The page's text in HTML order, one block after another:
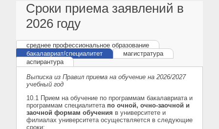
Сроки приема заявлений в
2026 году
среднее профессиональное образование
бакалавриат/специалитет
магистратура
аспирантура
Выписка из Правил приема на обучение на 2026/2027
учебный год
10.1 Прием на обучение по программам бакалавриата и
программам специалитета по очной, очно-заочной и
заочной формам обучения в университете и
филиалах университета осуществляется в следующие
сроки: